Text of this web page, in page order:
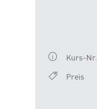
Kurs-Nr.
Preis